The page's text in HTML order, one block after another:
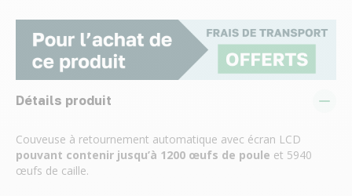
Détails produit
Couveuse à retournement automatique avec écran LCD
pouvant contenir jusqu’à 1200 œufs de poule et 5940
œufs de caille.